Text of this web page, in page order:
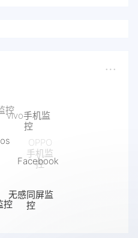
快手监控
Facebook
控
控